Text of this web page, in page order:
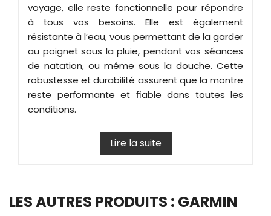
voyage, elle reste fonctionnelle pour répondre
à tous vos besoins. Elle est également
résistante à l’eau, vous permettant de la garder
au poignet sous la pluie, pendant vos séances
de natation, ou même sous la douche. Cette
robustesse et durabilité assurent que la montre
reste performante et fiable dans toutes les
conditions.
Lire la suite
LES AUTRES PRODUITS : GARMIN